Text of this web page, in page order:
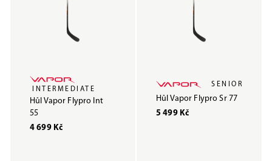
INTERMEDIATE
Hůl Vapor Flypro Int
55
4 699 Kč
SENIOR
Hůl Vapor Flypro Sr 77
5 499 Kč